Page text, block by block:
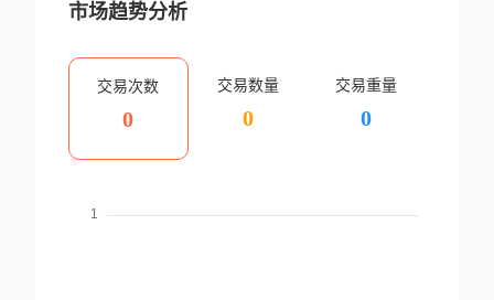
市场趋势分析
交易次数
0
交易数量
0
交易重量
0